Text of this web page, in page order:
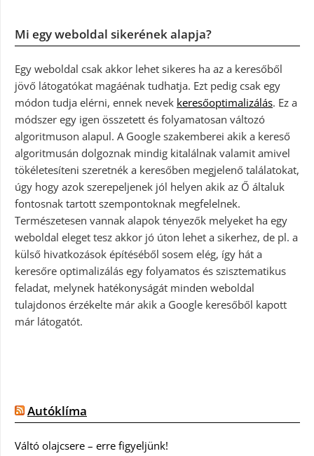
Mi egy weboldal sikerének alapja?
Egy weboldal csak akkor lehet sikeres ha az a keresőből
jövő látogatókat magáénak tudhatja. Ezt pedig csak egy
módon tudja elérni, ennek nevek keresőoptimalizálás. Ez a
módszer egy igen összetett és folyamatosan változó
algoritmuson alapul. A Google szakemberei akik a kereső
algoritmusán dolgoznak mindig kitalálnak valamit amivel
tökéletesíteni szeretnék a keresőben megjelenő találatokat,
úgy hogy azok szerepeljenek jól helyen akik az Ő általuk
fontosnak tartott szempontoknak megfelelnek.
Természetesen vannak alapok tényezők melyeket ha egy
weboldal eleget tesz akkor jó úton lehet a sikerhez, de pl. a
külső hivatkozások építéséből sosem elég, így hát a
keresőre optimalizálás egy folyamatos és szisztematikus
feladat, melynek hatékonyságát minden weboldal
tulajdonos érzékelte már akik a Google keresőből kapott
már látogatót.
Autóklíma
Váltó olajcsere – erre figyeljünk!